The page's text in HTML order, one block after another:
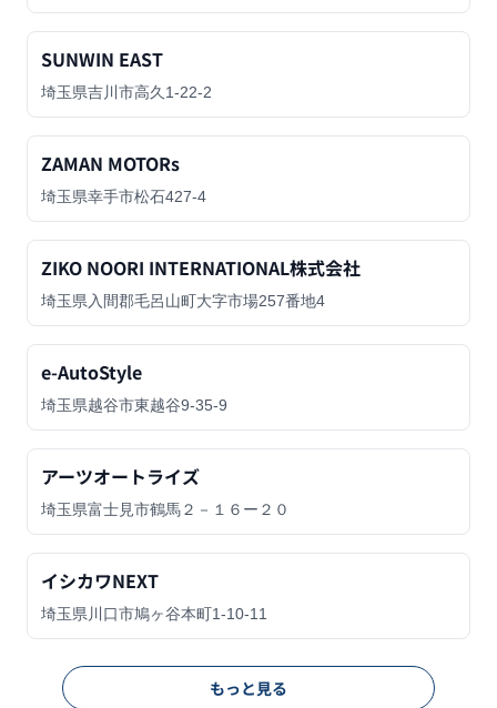
SUNWIN EAST
埼玉県吉川市高久1-22-2
ZAMAN MOTORs
埼玉県幸手市松石427-4
ZIKO NOORI INTERNATIONAL株式会社
埼玉県入間郡毛呂山町大字市場257番地4
e-AutoStyle
埼玉県越谷市東越谷9-35-9
アーツオートライズ
埼玉県富士見市鶴馬２－１６ー２０
イシカワNEXT
埼玉県川口市鳩ヶ谷本町1-10-11
もっと見る